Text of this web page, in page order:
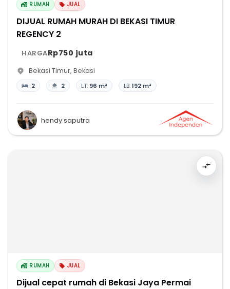
RUMAH JUAL
DIJUAL RUMAH MURAH DI BEKASI TIMUR
REGENCY 2
HARGARp750 juta
Bekasi Timur, Bekasi
2 2 LT: 96 m² LB:192 m²
hendy saputra
RUMAH JUAL
Dijual cepat rumah di Bekasi Jaya Permai